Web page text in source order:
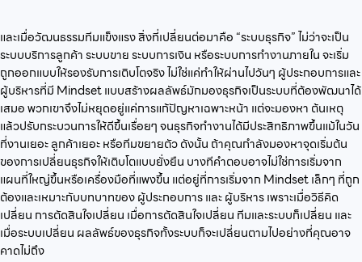
และเมื่อวัฒนธรรมทีมแข็งแรง สิ่งที่เปลี่ยนต่อมาคือ “ระบบธุรกิจ” ไม่ว่าจะเป็น
ระบบบริการลูกค้า ระบบขาย ระบบการเงิน หรือระบบการทำงานภายใน จะเริ่ม
ถูกออกแบบให้รองรับการเติบโตจริง ไม่ใช่แค่ทำให้ผ่านไปวันๆ ผู้ประกอบการและ
ผู้บริหารที่มี Mindset แบบสร้างผลลัพธ์มักมองธุรกิจเป็นระบบที่ต้องพัฒนาได้
เสมอ พวกเขาจึงไม่หยุดอยู่แค่การแก้ปัญหาเฉพาะหน้า แต่จะมองหา ต้นเหตุ
แล้วปรับกระบวนการให้ดีขึ้นเรื่อยๆ จนธุรกิจทำงานได้มีประสิทธิภาพขึ้นแม้ในวัน
ที่งานเยอะ ลูกค้าเยอะ หรือทีมขยายตัว ดังนั้น ถ้าคุณกำลังมองหาจุดเริ่มต้น
ของการเปลี่ยนธุรกิจให้เติบโตแบบยั่งยืน บางทีคำตอบอาจไม่ใช่การเริ่มจาก
แผนที่ใหญ่ขึ้นหรือเครื่องมือที่แพงขึ้น แต่อยู่ที่การเริ่มจาก Mindset เล็กๆ ที่ถูก
ต้องและเหมาะกับบทบาทของ ผู้ประกอบการ และ ผู้บริหาร เพราะเมื่อวิธีคิด
เปลี่ยน การตัดสินใจเปลี่ยน เมื่อการตัดสินใจเปลี่ยน ทีมและระบบก็เปลี่ยน และ
เมื่อระบบเปลี่ยน ผลลัพธ์ของธุรกิจทั้งระบบก็จะเปลี่ยนตามไปอย่างที่คุณอาจ
คาดไม่ถึง